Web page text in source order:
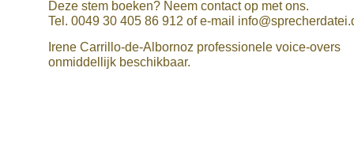
Deze stem boeken? Neem contact op met ons.
Tel. 0049 30 405 86 912 of e-mail
Irene Carrillo-de-Albornoz professionele voice-overs
onmiddellijk beschikbaar.